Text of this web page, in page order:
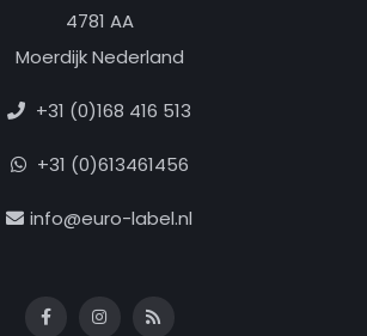
4781 AA
Moerdijk Nederland
+31 (0)168 416 513
+31 (0)613461456
info@euro-label.nl